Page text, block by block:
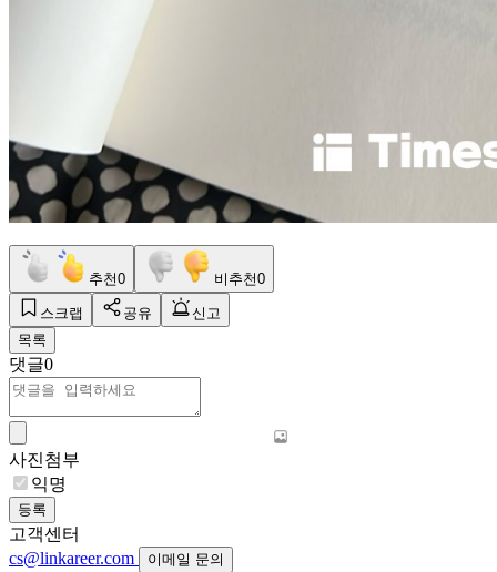
추천0 비추천0
스크랩 공유
신고
목록
댓글0
사진첨부
익명
등록
고객센터
cs@linkareer.com
이메일 문의